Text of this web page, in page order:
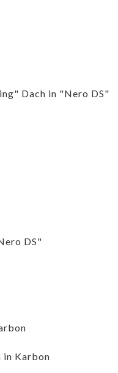
Dach in "Nero DS"
DS"
in Karbon